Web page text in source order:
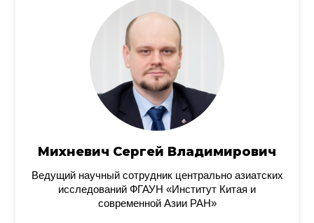
Михневич Сергей Владимирович
Ведущий научный сотрудник центрально азиатских
исследований ФГАУН «Институт Китая и
современной Азии РАН»